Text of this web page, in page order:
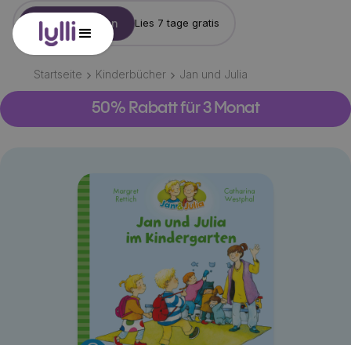
Konto erstellen Lies 7 tage gratis
Startseite Kinderbücher Jan und Julia
50% Rabatt für 3 Monat